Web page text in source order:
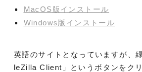
MacOS版インストール
Windows版インストール
英語のサイトとなっていますが、
leZilla Client」というボタンをク